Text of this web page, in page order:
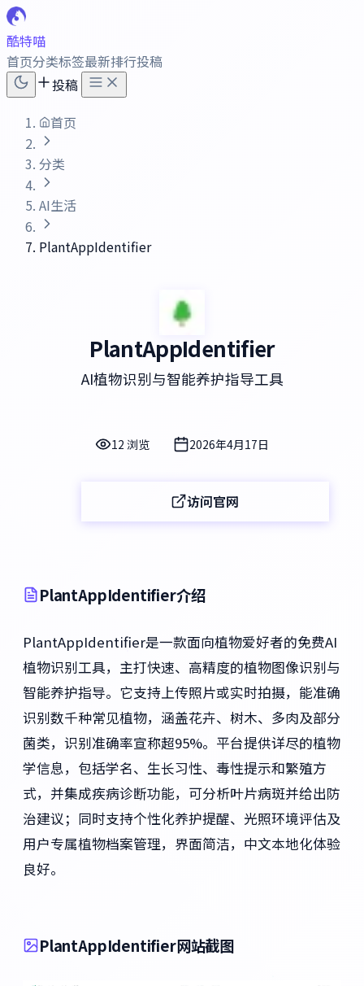
酷特喵
首页分类标签最新排行投稿
投稿
首页
分类
AI生活
PlantAppIdentifier
PlantAppIdentifier
AI植物识别与智能养护指导工具
12 浏览 2026年4月17日
访问官网
PlantAppIdentifier介绍
PlantAppIdentifier是一款面向植物爱好者的免费AI
植物识别工具，主打快速、高精度的植物图像识别与
智能养护指导。它支持上传照片或实时拍摄，能准确
识别数千种常见植物，涵盖花卉、树木、多肉及部分
菌类，识别准确率宣称超95%。平台提供详尽的植物
学信息，包括学名、生长习性、毒性提示和繁殖方
式，并集成疾病诊断功能，可分析叶片病斑并给出防
治建议；同时支持个性化养护提醒、光照环境评估及
用户专属植物档案管理，界面简洁，中文本地化体验
良好。
PlantAppIdentifier网站截图